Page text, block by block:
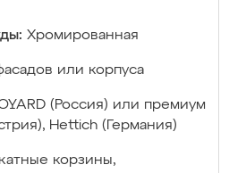
Хромированная
или корпуса
(Россия) или премиум
Hettich (Германия)
корзины,